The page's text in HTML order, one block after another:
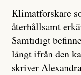
Klimatforskare
återhållsamt
Samtidigt
långt ifrån den
skriver